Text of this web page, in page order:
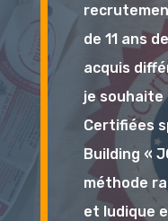
de 11 ans
acquis
je
Certifiées
Building «
méthode
et ludique